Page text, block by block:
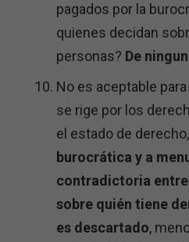
pagados por la
quienes decidan
personas? De
No es aceptable
se rige por los
el estado de
burocrática y a
contradictoria
sobre quién tiene
es descartado,